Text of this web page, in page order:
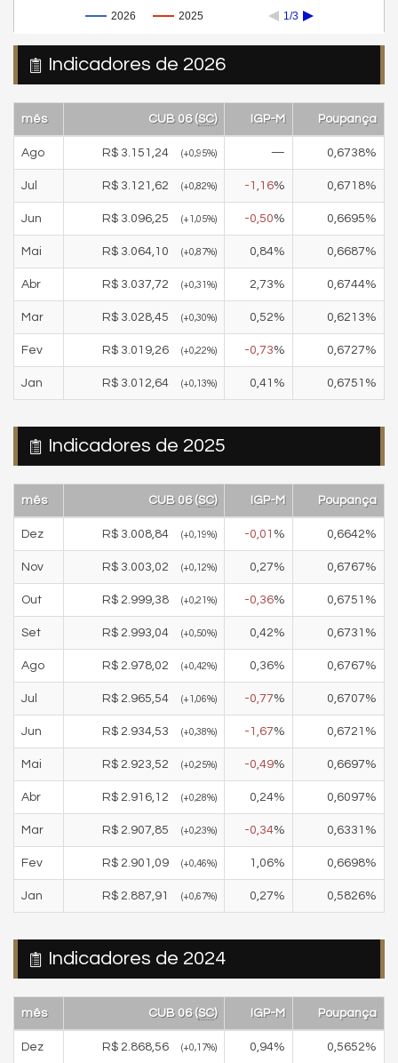
2026 2025 1/3
Indicadores de 2026
mês CUB 06 (SC) IGP-M Poupança
Ago R$ 3.151,24 (+0,95%) — 0,6738%
Jul R$ 3.121,62 (+0,82%) -1,16% 0,6718%
Jun R$ 3.096,25 (+1,05%) -0,50% 0,6695%
Mai R$ 3.064,10 (+0,87%) 0,84% 0,6687%
Abr R$ 3.037,72 (+0,31 %) 2,73% 0,6744%
Mar R$ 3.028,45 (+0,30%) 0,52% 0,6213%
Fev R$ 3.019,26 (+0,22%) -0,73% 0,6727%
Jan R$ 3.012,64 (+0,13%) 0,41 % 0,6751 %
Indicadores de 2025
mês CUB 06 (SC) IGP-M Poupança
Dez R$ 3.008,84 (+0,19%) -0,01 % 0,6642%
Nov R$ 3.003,02 (+0,12%) 0,27% 0,6767%
Out R$ 2.999,38 (+0,21 %) -0,36% 0,6751 %
Set R$ 2.993,04 (+0,50%) 0,42% 0,6731 %
Ago R$ 2.978,02 (+0,42%) 0,36% 0,6767%
Jul R$ 2.965,54 (+1,06%) -0,77% 0,6707%
Jun R$ 2.934,53 (+0,38%) -1,67% 0,6721 %
Mai R$ 2.923,52 (+0,25%) -0,49% 0,6697%
Abr R$ 2.916,12 (+0,28%) 0,24% 0,6097%
Mar R$ 2.907,85 (+0,23%) -0,34% 0,6331 %
Fev R$ 2.901,09 (+0,46%) 1,06% 0,6698%
Jan R$ 2.887,91 (+0,67%) 0,27% 0,5826%
Indicadores de 2024
mês CUB 06 (SC) IGP-M Poupança
Dez R$ 2.868,56 (+0,17%) 0,94% 0,5652%